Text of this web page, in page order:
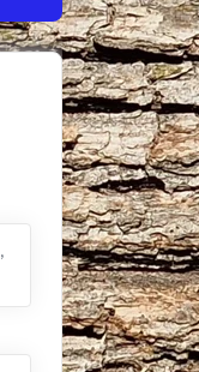
,